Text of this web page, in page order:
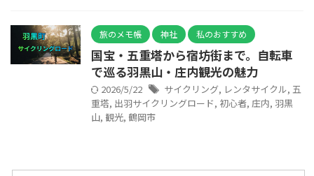
旅のメモ帳 神社 私のおすすめ
国宝・五重塔から宿坊街まで。自転車
で巡る羽黒山・庄内観光の魅力
2026/5/22 サイクリング, レンタサイクル, 五
重塔, 出羽サイクリングロード, 初心者, 庄内, 羽黒
山, 観光, 鶴岡市